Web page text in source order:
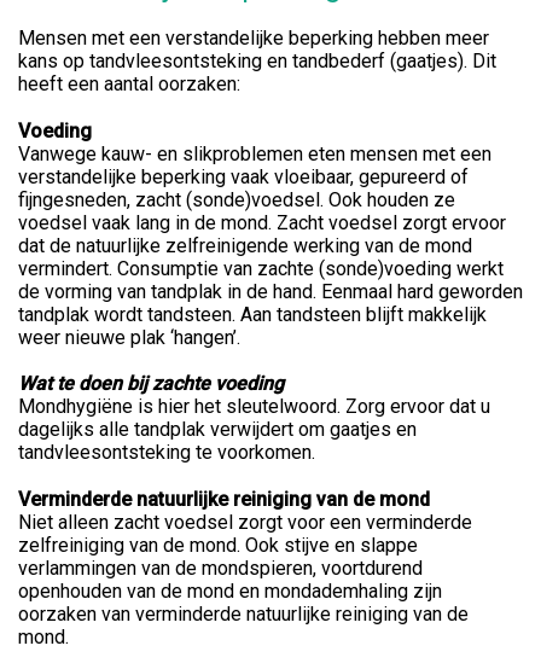
Mensen met een verstandelijke beperking hebben meer
kans op tandvleesontsteking en tandbederf (gaatjes). Dit
heeft een aantal oorzaken:
Voeding
Vanwege kauw- en slikproblemen eten mensen met een
verstandelijke beperking vaak vloeibaar, gepureerd of
fijngesneden, zacht (sonde)voedsel. Ook houden ze
voedsel vaak lang in de mond. Zacht voedsel zorgt ervoor
dat de natuurlijke zelfreinigende werking van de mond
vermindert. Consumptie van zachte (sonde)voeding werkt
de vorming van tandplak in de hand. Eenmaal hard geworden
tandplak wordt tandsteen. Aan tandsteen blijft makkelijk
weer nieuwe plak ‘hangen’.
Wat te doen bij zachte voeding
Mondhygiëne is hier het sleutelwoord. Zorg ervoor dat u
dagelijks alle tandplak verwijdert om gaatjes en
tandvleesontsteking te voorkomen.
Verminderde natuurlijke reiniging van de mond
Niet alleen zacht voedsel zorgt voor een verminderde
zelfreiniging van de mond. Ook stijve en slappe
verlammingen van de mondspieren, voortdurend
openhouden van de mond en mondademhaling zijn
oorzaken van verminderde natuurlijke reiniging van de
mond.